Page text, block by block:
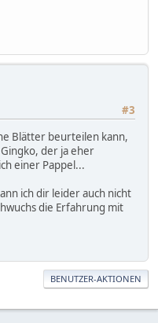
#3
Blätter beurteilen kann,
der ja eher
einer Pappel...
ich dir leider auch nicht
die Erfahrung mit
BENUTZER-AKTIONEN